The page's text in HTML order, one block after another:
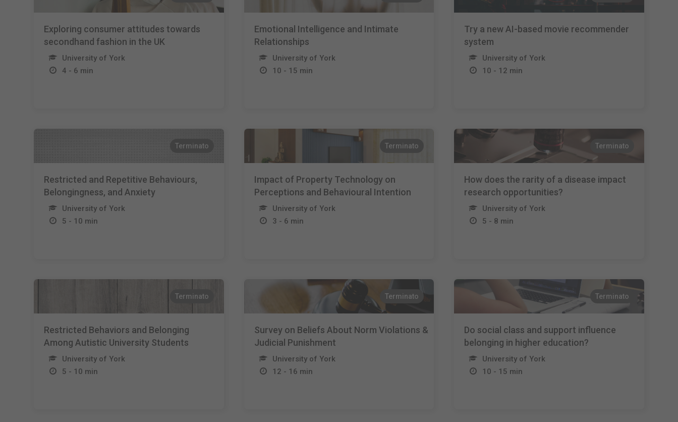
Exploring consumer attitudes towards
secondhand fashion in the UK
University of York
4 - 6 min
Emotional Intelligence and Intimate
Relationships
University of York
10 - 15 min
Try a new AI-based movie recommender
system
University of York
10 - 12 min
Terminato
Restricted and Repetitive Behaviours,
Belongingness, and Anxiety
University of York
5 - 10 min
Terminato
Impact of Property Technology on
Perceptions and Behavioural Intention
University of York
3 - 6 min
Terminato
How does the rarity of a disease impact
research opportunities?
University of York
5 - 8 min
Terminato
Restricted Behaviors and Belonging
Among Autistic University Students
University of York
5 - 10 min
Terminato
Survey on Beliefs About Norm Violations &
Judicial Punishment
University of York
12 - 16 min
Terminato
Do social class and support influence
belonging in higher education?
University of York
10 - 15 min